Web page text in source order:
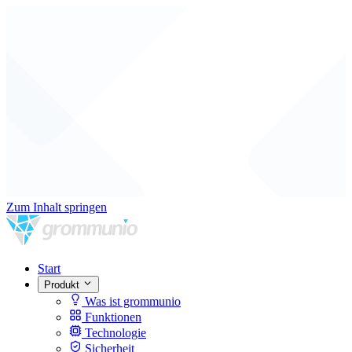
Zum Inhalt springen
Start
Produkt
Was ist grommunio
Funktionen
Technologie
Sicherheit